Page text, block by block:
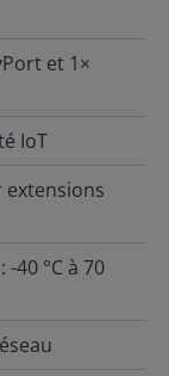
et 1×
IoT
extensions
40 °C à 70